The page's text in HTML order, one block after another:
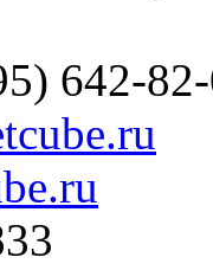
642-